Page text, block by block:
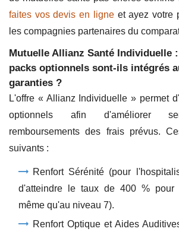
faites vos devis en ligneet ayez votre
les compagnies partenaires du
Mutuelle Allianz Santé Individuelle
packs optionnels sont-ils intégrés
garanties ?
L'offre « Allianz Individuelle » permet
optionnels afin d'améliorer
remboursements des frais prévus.
suivants :
Renfort Sérénité (pour
d'atteindre le taux de 400 % pour
même qu'au niveau 7).
Renfort Optique et Aides